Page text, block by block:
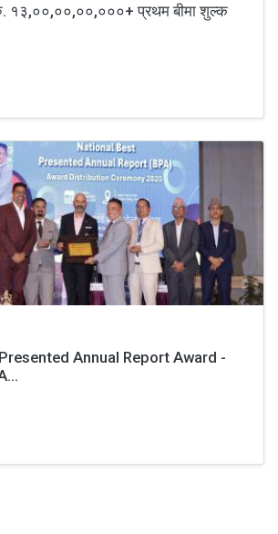
रु. १३,००,००,००,०००+ प्रथम बीमा शुल्क
Annual Report Award -